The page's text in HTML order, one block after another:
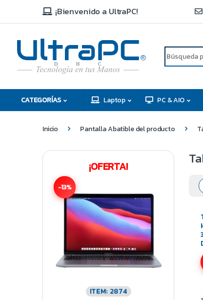
¡Bienvenido a UltraPC!
C
H
D
R
CATEGORÍAS Laptop PC & AIO
Inicio Pantalla Abatible del producto
¡OFERTA!
-13%
ITEM: 2874